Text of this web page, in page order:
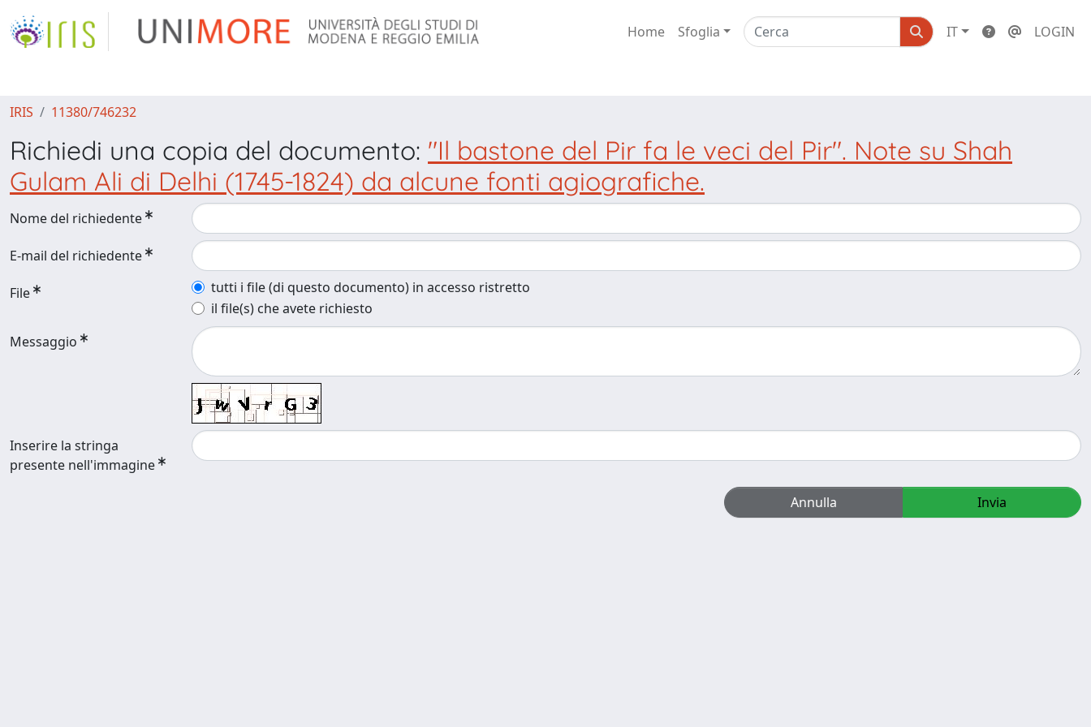
Home Sfoglia IT LOGIN
IRIS 11380/746232
Richiedi una copia del documento: "Il bastone del Pir fa le veci del Pir". Note su Shah
Gulam Ali di Delhi (1745-1824) da alcune fonti agiografiche.
Nome del richiedente
E-mail del richiedente
File
tutti i file (di questo documento) in accesso ristretto
il file(s) che avete richiesto
Messaggio
Inserire la stringa
presente nell'immagine
Annulla Invia